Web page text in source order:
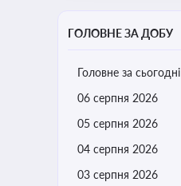
ГОЛОВНЕ ЗА ДОБУ
Головне за сьогодні
06 серпня 2026
05 серпня 2026
04 серпня 2026
03 серпня 2026